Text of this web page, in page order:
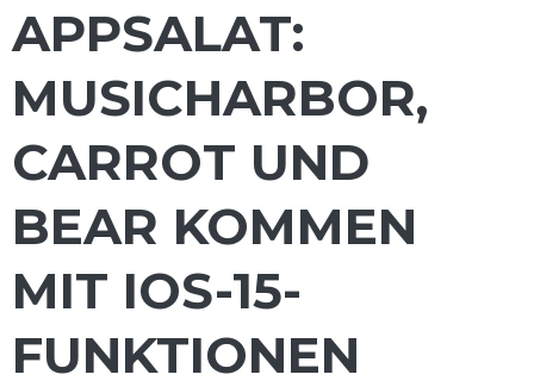
APPSALAT:
MUSICHARBOR,
CARROT UND
BEAR KOMMEN
MIT IOS-15-
FUNKTIONEN